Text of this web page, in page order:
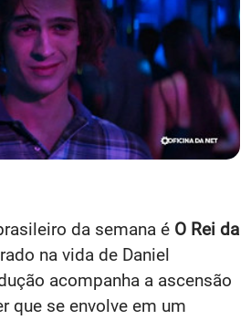
da semana é O Rei da
na vida de Daniel
acompanha a ascensão
que se envolve em um